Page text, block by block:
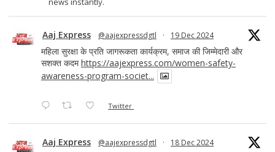
Aaj Express @aajexpressdgtl · 19 Dec 2024
महिला सुरक्षा के प्रति जागरूकता कार्यक्रम, समाज की जिम्मेदारी और
सशक्त कदमhttps://aajexpress.com/women-safety-
awareness-program-societ...
Twitter
Aaj Express @aajexpressdgtl · 18 Dec 2024